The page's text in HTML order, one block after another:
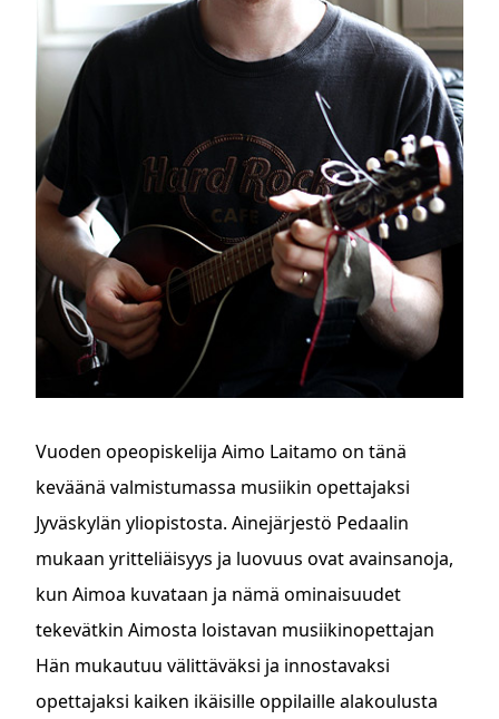
Vuoden opeopiskelija Aimo Laitamo on tänä
keväänä valmistumassa musiikin opettajaksi
Jyväskylän yliopistosta. Ainejärjestö Pedaalin
mukaan yritteliäisyys ja luovuus ovat avainsanoja,
kun Aimoa kuvataan ja nämä ominaisuudet
tekevätkin Aimosta loistavan musiikinopettajan
Hän mukautuu välittäväksi ja innostavaksi
opettajaksi kaiken ikäisille oppilaille alakoulusta